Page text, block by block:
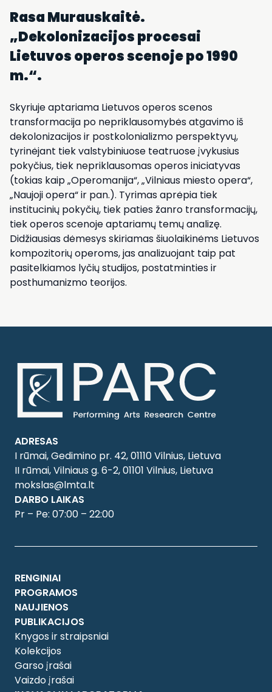
Rasa Murauskaitė.
„Dekolonizacijos procesai
Lietuvos operos scenoje po 1990
m.“.
Skyriuje aptariama Lietuvos operos scenos
transformacija po nepriklausomybės atgavimo iš
dekolonizacijos ir postkolonializmo perspektyvų,
tyrinėjant tiek valstybiniuose teatruose įvykusius
pokyčius, tiek nepriklausomas operos iniciatyvas
(tokias kaip „Operomanija“, „Vilniaus miesto opera“,
„Naujoji opera“ ir pan.). Tyrimas aprėpia tiek
institucinių pokyčių, tiek paties žanro transformacijų,
tiek operos scenoje aptariamų temų analizę.
Didžiausias dėmesys skiriamas šiuolaikinėms Lietuvos
kompozitorių operoms, jas analizuojant taip pat
pasitelkiamos lyčių studijos, postatminties ir
posthumanizmo teorijos.
ADRESAS
I rūmai, Gedimino pr. 42, 01110 Vilnius, Lietuva
II rūmai, Vilniaus g. 6-2, 01101 Vilnius, Lietuva
mokslas@lmta.lt
DARBO LAIKAS
Pr – Pe: 07:00 – 22:00
RENGINIAI
PROGRAMOS
NAUJIENOS
PUBLIKACIJOS
Knygos ir straipsniai
Kolekcijos
Garso įrašai
Vaizdo įrašai